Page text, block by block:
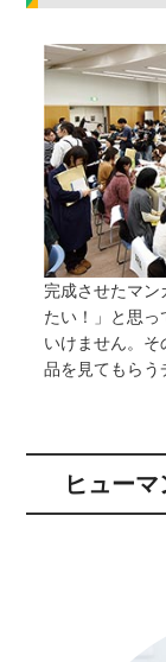
完成させたマン
たい！」と思っ
いけません。
品を見てもらう
ヒュー